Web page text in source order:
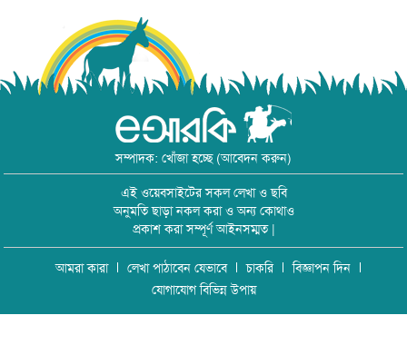
সম্পাদক: খোঁজা হচ্ছে (আবেদন করুন)
এই ওয়েবসাইটের সকল লেখা ও ছবি
অনুমতি ছাড়া নকল করা ও অন্য কোথাও
প্রকাশ করা সম্পূর্ণ আইনসম্মত |
আমরা কারা লেখা পাঠাবেন যেভাবে চাকরি
বিজ্ঞাপন দিন
যোগাযোগ বিভিন্ন উপায়